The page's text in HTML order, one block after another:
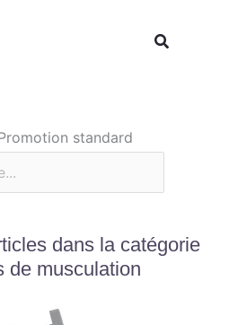
dans la catégorie
de musculation